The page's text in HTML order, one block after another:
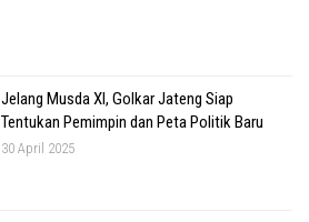
Jelang Musda XI, Golkar Jateng Siap
Tentukan Pemimpin dan Peta Politik Baru
30 April 2025